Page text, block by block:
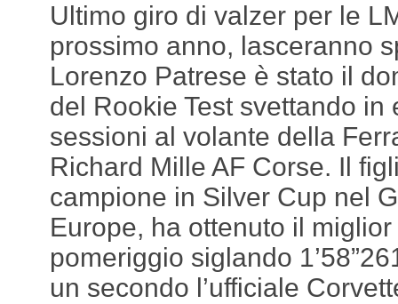
Ultimo giro di valzer per le
prossimo anno, lasceranno
Lorenzo Patrese è stato il
del Rookie Test svettando in
sessioni al volante della
Richard Mille AF Corse. Il
campione in Silver Cup nel
Europe, ha ottenuto il
pomeriggio siglando
un secondo l’ufficiale